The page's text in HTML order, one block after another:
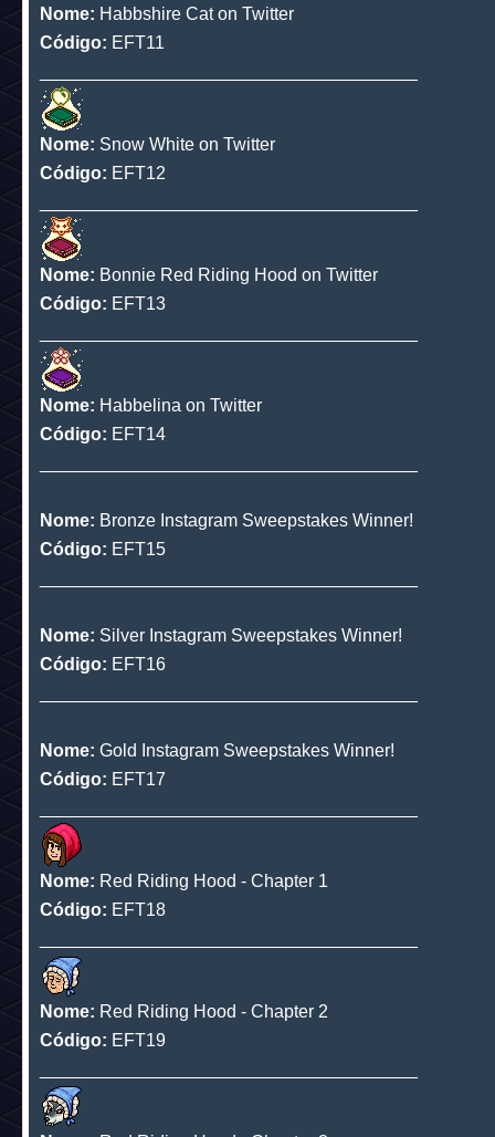
Emblemas que serão
atividades:
Nome: Habbshire Cat on Twitter
Código: EFT11
______________________________________
Nome: Snow White on Twitter
Código: EFT12
______________________________________
Nome:
Bonnie Red Riding Hood on Twitter
Nome:Habbelina on Twitter
Código:EFT14
Nome:Bronze Instagram Sweepstakes Winner!
Código:EFT15
______________________________________
Nome:
Silver Instagram Sweepstakes Winner!
______________________________________
Nome: Gold Instagram Sweepstakes Winner!
Código: EFT17
______________________________________